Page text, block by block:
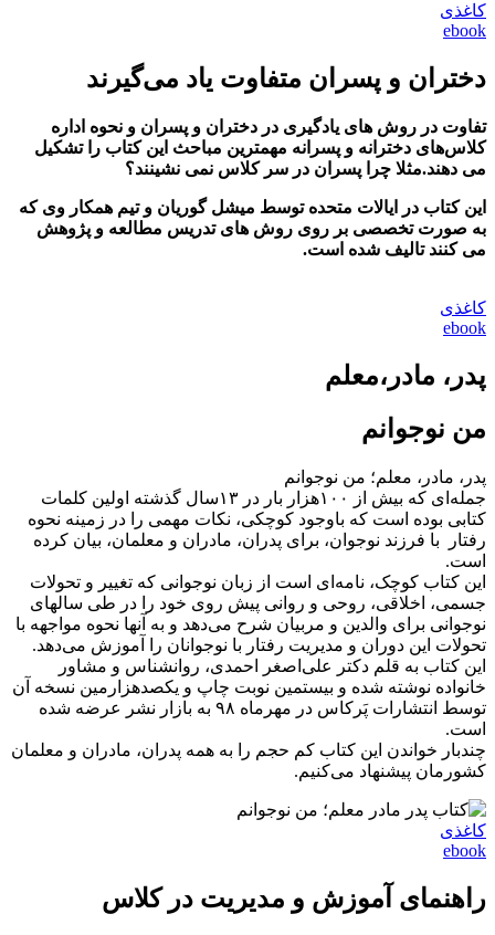
کاغذی
ebook
دختران و پسران متفاوت یاد می‌گیرند
تفاوت‌ در روش های یادگیری در دختران و پسران و نحوه اداره
کلاس‌های دخترانه و پسرانه مهم‎ترین مباحث این کتاب را تشکیل
می دهند.مثلا چرا پسران در سر کلاس نمی نشینند؟
این کتاب در ایالات متحده توسط میشل گوریان و تیم همکار وی که
به صورت تخصصی بر روی روش های تدریس مطالعه و پژوهش
می کنند تالیف شده است.
کاغذی
ebook
پدر، مادر،معلم
من نوجوانم
پدر، مادر، معلم؛ من نوجوانم
جمله‌ای که بیش از ۱۰۰هزار بار در ۱۳سال گذشته اولین کلمات
کتابی بوده است که باوجود کوچکی، نکات مهمی را در زمینه نحوه
رفتار با فرزند نوجوان، برای پدران، مادران و معلمان، بیان کرده
است.
این کتاب کوچک، نامه‌ای است از زبان نوجوانی که تغییر و تحولات
جسمی، اخلاقی، روحی و روانی پیش روی خود را در طی سالهای
نوجوانی برای والدین و مربیان شرح می‌دهد و به آنها نحوه مواجهه با
تحولات این دوران و مدیریت رفتار با نوجوانان را آموزش می‌دهد.
این کتاب به قلم دکتر علی‌اصغر احمدی، روانشناس و مشاور
خانواده نوشته شده و بیستمین نوبت چاپ و یکصدهزارمین نسخه آن
توسط انتشارات پَرکاس در مهرماه ۹۸ به بازار نشر عرضه شده
است.
چندبار خواندن این کتاب کم حجم را به همه پدران، مادران و معلمان
کشورمان پیشنهاد می‌کنیم.
کاغذی
ebook
راهنمای آموزش و مدیریت در کلاس